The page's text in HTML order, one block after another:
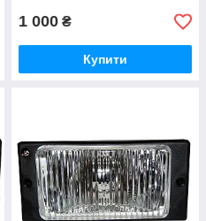
1 000 ₴
Купити